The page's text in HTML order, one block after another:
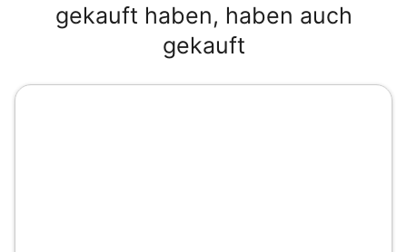
gekauft haben, haben auch
gekauft